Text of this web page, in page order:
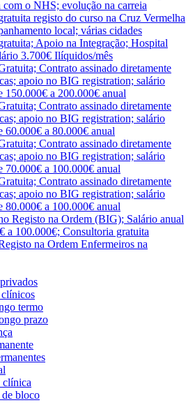
com o NHS; evolução na carreia
registo do curso na Cruz Vermelha
local; várias cidades
Apoio na Integração; Hospital
3.700€ Ilíquidos/mês
Contrato assinado diretamente
apoio no BIG registration; salário
150.000€ a 200.000€ anual
Contrato assinado diretamente
apoio no BIG registration; salário
60.000€ a 80.000€ anual
Contrato assinado diretamente
apoio no BIG registration; salário
70.000€ a 100.000€ anual
Contrato assinado diretamente
apoio no BIG registration; salário
80.000€ a 100.000€ anual
Registo na Ordem (BIG); Salário anual
a 100.000€; Consultoria gratuita
na Ordem Enfermeiros na
termo
prazo
clínica
bloco